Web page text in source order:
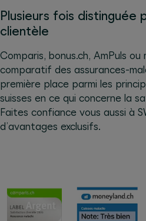
Plusieurs fois distinguée
clientèle
Comparis, bonus.ch, AmPuls ou
comparatif des assurances-
première place parmi les
suisses en ce qui concerne la
Faites confiance vous aussi à
d’avantages exclusifs.